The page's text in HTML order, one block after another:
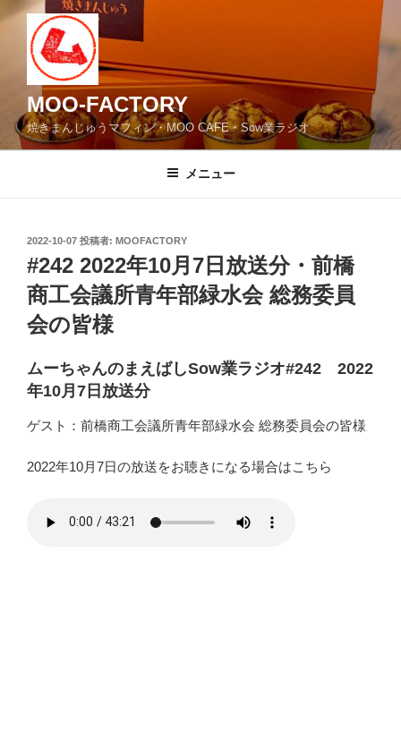
MOO-FACTORY
焼きまんじゅうマフィン・MOO CAFE・Sow業ラジオ
メニュー
投
稿
日:
2022-10-07 投稿者: MOOFACTORY
#242 2022年10月7日放送分・前橋
商工会議所青年部緑水会 総務委員
会の皆様
ムーちゃんのまえばしSow業ラジオ#242 2022
年10月7日放送分
ゲスト：前橋商工会議所青年部緑水会 総務委員会の皆様
2022年10月7日の放送をお聴きになる場合はこちら